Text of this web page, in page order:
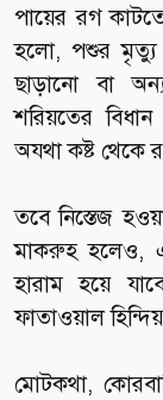
পায়ের রগ
হলো, পশুর মৃত্যু
ছাড়ানো বা
শরিয়তের
অযথা কষ্ট থেকে
তবে নিস্তেজ
মাকরুহ হলেও,
হারাম হয়ে
ফাতাওয়াল
মোটকথা,